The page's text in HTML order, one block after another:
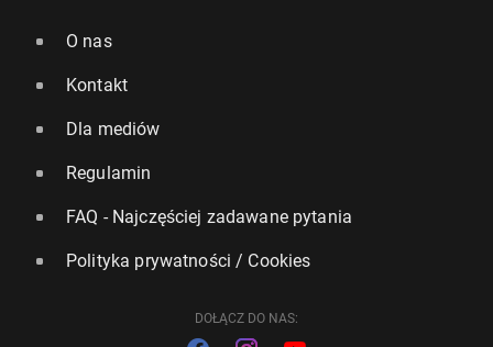
gło­so­wa­niu na ulu­bio­ne­go motyla
18 maja, 12:00
O nas
Kontakt
Dla mediów
Regulamin
FAQ - Najczęściej zadawane pytania
Polityka prywatności / Cookies
DOŁĄCZ DO NAS: